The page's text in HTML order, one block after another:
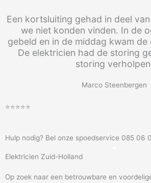
Een kortsluiting gehad in deel
we niet konden vinden. In de
gebeld en in de middag kwam de
De elektricien had de storing
storing
Marco Steenbergen
⭐⭐⭐⭐⭐
Hulp nodig? Bel onze spoedservice 085 06
Elektricien Zuid-Holland
Op zoek naar een betrouwbare en